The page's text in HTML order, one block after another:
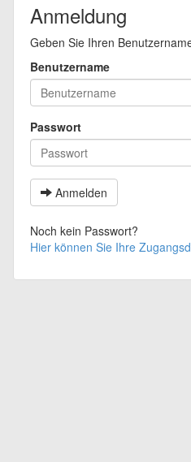
Anmeldung
Geben Sie Ihren
Benutzername
Passwort
Anmelden
Noch kein Passwort?
Hier können Sie Ihre